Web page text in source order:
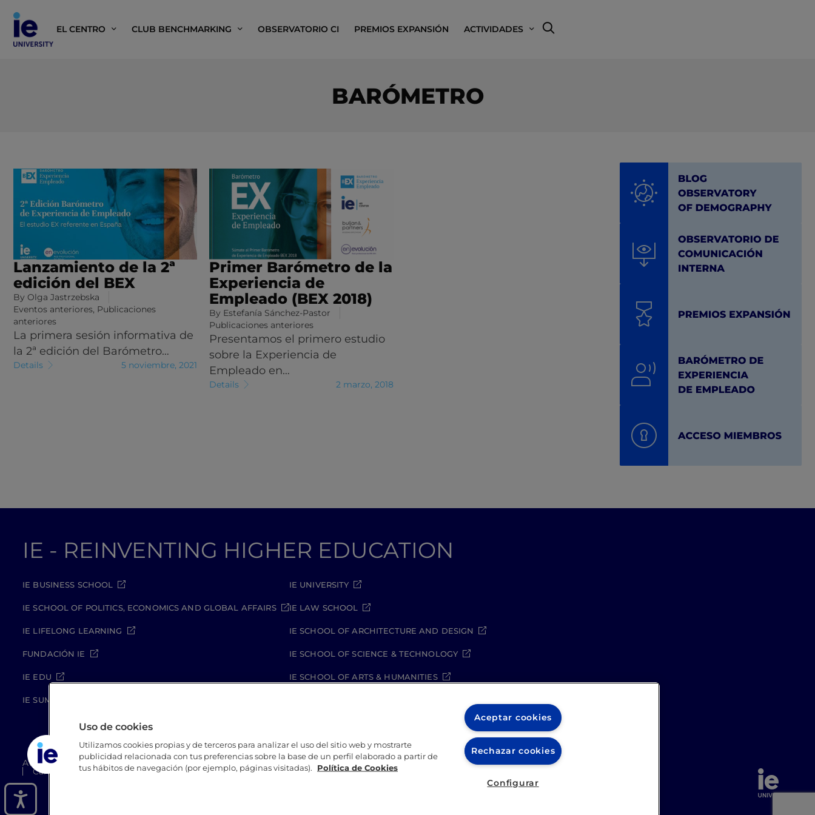
EL CENTRO CLUB BENCHMARKING OBSERVATORIO CI PREMIOS EXPANSIÓN ACTIVIDADES
BARÓMETRO
Lanzamiento de la 2ª
edición del BEX
By Olga Jastrzebska
Eventos anteriores, Publicaciones
anteriores
La primera sesión informativa de
la 2ª edición del Barómetro…
Details 5 noviembre, 2021
Primer Barómetro de la
Experiencia de
Empleado (BEX 2018)
By Estefanía Sánchez-Pastor
Publicaciones anteriores
Presentamos el primero estudio
sobre la Experiencia de
Empleado en…
Details 2 marzo, 2018
IE - REINVENTING HIGHER EDUCATION
IE BUSINESS SCHOOL
IE SCHOOL OF POLITICS, ECONOMICS AND GLOBAL AFFAIRS
IE LIFELONG LEARNING
FUNDACIÓN IE
IE EDU
IE SUMMER SCHOOL
IE UNIVERSITY
IE LAW SCHOOL
IE SCHOOL OF ARCHITECTURE AND DESIGN
IE SCHOOL OF SCIENCE & TECHNOLOGY
IE SCHOOL OF ARTS & HUMANITIES
Aviso legal Política de Privacidad Política de Cookies Política de seguridad Student Academic Standards
Canal Compliance Site Map
Uso de cookies
Utilizamos cookies propias y de terceros para analizar el uso del sitio web y mostrarte
publicidad relacionada con tus preferencias sobre la base de un perfil elaborado a partir de
tus hábitos de navegación (por ejemplo, páginas visitadas).
Política de Cookies
Aceptar cookies
Rechazar cookies
Configurar